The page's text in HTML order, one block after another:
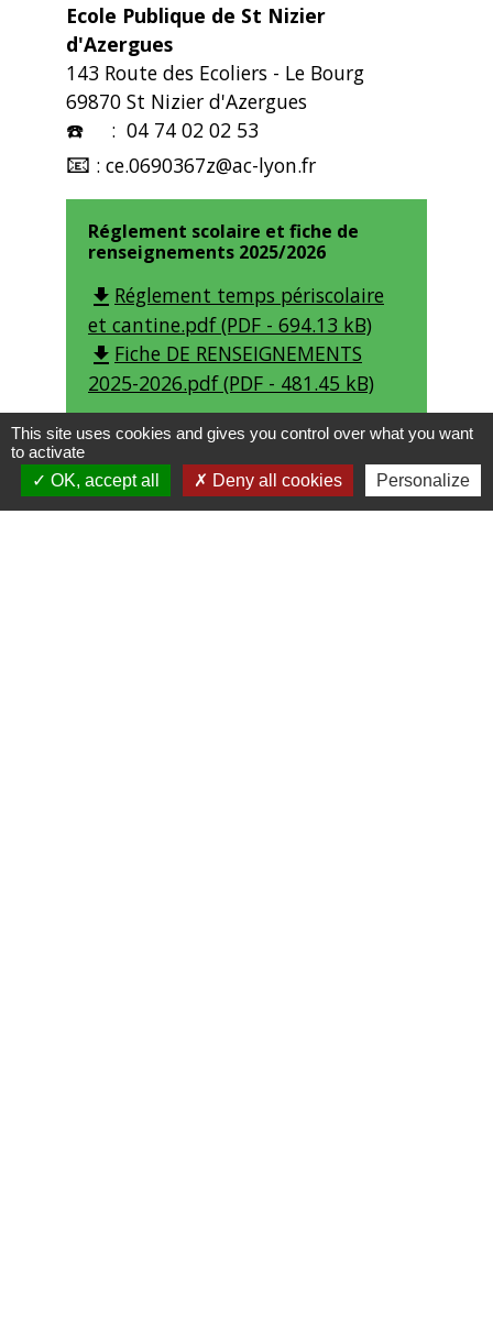
Ecole Publique de St Nizier
d'Azergues
143 Route des Ecoliers - Le Bourg
69870 St Nizier d'Azergues
☎️ : 04 74 02 02 53
📧 : ce.0690367z@ac-lyon.fr
Réglement scolaire et fiche de
renseignements 2025/2026
file_download Réglement temps périscolaire
et cantine.pdf (PDF - 694.13 kB)
file_download Fiche DE RENSEIGNEMENTS
2025-2026.pdf (PDF - 481.45 kB)
This site uses cookies and gives you control over what you want
to activate
OK, accept all
Deny all cookies Personalize